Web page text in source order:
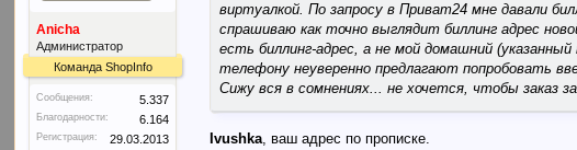
Anicha
Администратор
Команда ShopInfo
Сообщения: 5.337
Благодарности: 6.164
Регистрация: 29.03.2013
виртуалкой. По запросу в Приват24 мне давали
спрашиваю как точно выглядит биллинг адрес
есть биллинг-адрес, а не мой домашний
телефону неуверенно предлагают попробовать
Сижу вся в сомнениях... не хочется, чтобы заказ
Ivushka , ваш адрес по прописке.